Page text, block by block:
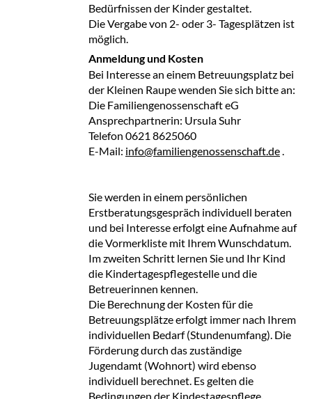
Bedürfnissen der Kinder gestaltet.
Die Vergabe von 2- oder 3- Tagesplätzen ist
möglich.
Anmeldung und Kosten
Bei Interesse an einem Betreuungsplatz bei
der Kleinen Raupe wenden Sie sich bitte an:
Die Familiengenossenschaft eG
Ansprechpartnerin: Ursula Suhr
Telefon 0621 8625060
E-Mail: info@familiengenossenschaft.de.
Sie werden in einem persönlichen
Erstberatungsgespräch individuell beraten
und bei Interesse erfolgt eine Aufnahme auf
die Vormerkliste mit Ihrem Wunschdatum.
Im zweiten Schritt lernen Sie und Ihr Kind
die Kindertagespflegestelle und die
Betreuerinnen kennen.
Die Berechnung der Kosten für die
Betreuungsplätze erfolgt immer nach Ihrem
individuellen Bedarf (Stundenumfang). Die
Förderung durch das zuständige
Jugendamt (Wohnort) wird ebenso
individuell berechnet. Es gelten die
Bedingungen der Kindestagespflege.